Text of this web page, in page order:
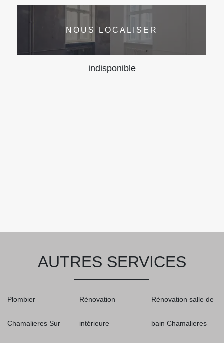
NOUS LOCALISER
indisponible
AUTRES SERVICES
Plombier
Chamalieres Sur
Rénovation
intérieure
Rénovation salle de
bain Chamalieres